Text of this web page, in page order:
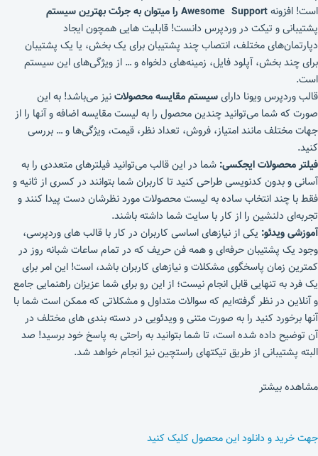
است! افزونهAwesome Supportرا میتوان به جرئت بهترین سیستم
پشتیبانی و تیکت در وردپرس دانست! قابلیت هایی همچون ایجاد
دپارتمان‌های مختلف، انتصاب چند پشتیبان برای یک بخش، یا یک پشتیبان
برای چند بخش، آپلود فایل، زمینه‌های دلخواه و … از ویژگی‌های این سیستم
است.
قالب وردپرس ویونا دارایسیستم مقایسه محصولاتنیز می‌باشد! به این
صورت که شما می‌توانید چندین محصول را به لیست مقایسه اضافه و آنها را از
جهات مختلف مانند امتیاز، فروش، تعداد نظر، قیمت، ویژگی‌ها و … بررسی
کنید.
فیلتر محصولات ایجکسی: شما در این قالب می‌توانید فیلترهای متعددی را به
آسانی و بدون کدنویسی طراحی کنید تا کاربران شما بتوانند در کسری از ثانیه و
فقط با چند انتخاب ساده به لیست محصولات مورد نظرشان دست پیدا کنند و
تجربه‌ای دلنشین را از کار با سایت شما داشته باشند.
آموزشی ویدئو: یکی از نیازهای اساسی کاربران در کار با قالب های وردپرسی،
وجود یک پشتیبان حرفه‌ای و همه فن حریف که در تمام ساعات شبانه روز در
کمترین زمان پاسخگوی مشکلات و نیازهای کاربران باشد، است! این امر برای
یک فرد به تنهایی قابل انجام نیست؛ از این رو برای شما عزیزان راهنمایی جامع
و آنلاین در نظر گرفته‌ایم که سوالات متداول و مشکلاتی که ممکن است شما با
آنها برخورد کنید را به صورت متنی و ویدئویی در دسته بندی های مختلف در
آن توضیح داده شده است، تا شما بتوانید به راحتی به پاسخ خود برسید! صد
البته پشتیبانی از طریق تیکتهای راستچین نیز انجام خواهد شد.
مشاهده بیشتر
جهت خرید و دانلود این محصول کلیک کنید